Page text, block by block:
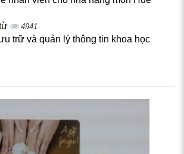
4941
trữ và quản lý thông tin khoa học